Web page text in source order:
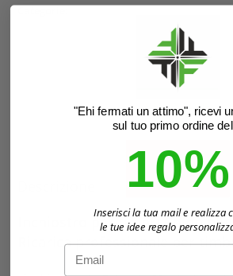
Categorie:Stampa e Tipografia,Timbri
DESCRIZIONE
Inchiostro per timbri Colop blu
Ricarica professionale per
"Ehi fermati un attimo", ricevi
sul tuo primo ordine
10%
Inserisci la tua mail e realizza
le tue idee regalo
Email